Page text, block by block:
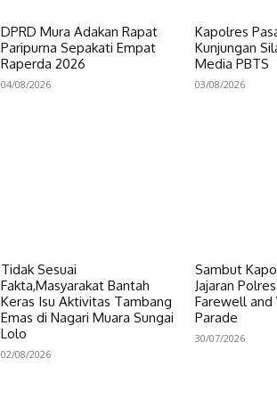
DPRD Mura Adakan Rapat
Paripurna Sepakati Empat
Raperda 2026
04/08/2026
Kapolres
Kunjungan
Media PBTS
03/08/2026
Tidak Sesuai
Fakta,Masyarakat Bantah
Keras Isu Aktivitas Tambang
Emas di Nagari Muara Sungai
Lolo
02/08/2026
Sambut
Jajaran
Farewell
Parade
30/07/2026